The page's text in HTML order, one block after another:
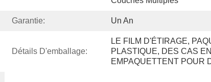
Garantie: Un An
Détails D'emballage:
LE FILM D'ÉTIRAGE,
PLASTIQUE, DES CAS
EMPAQUETTENT POUR